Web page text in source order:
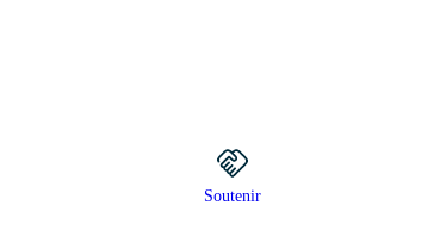
Soutenir